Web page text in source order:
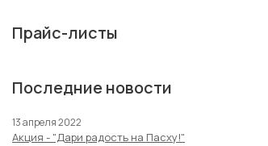
Прайс-листы
Последние новости
13 апреля 2022
Акция - "Дари радость на Пасху!"